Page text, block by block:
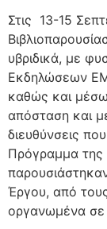
Στις 13-15
υβριδικά, με
Εκδηλώσεων
καθώς και μέσω
απόσταση και
διευθύνσεις
Πρόγραμμα
Έργου, από
οργανωμένα σε